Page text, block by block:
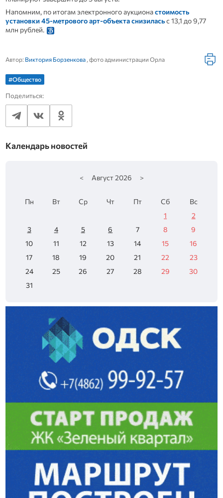
Напомним, по итогам электронного аукционастоимость
установки 45-метрового арт-объекта снизиласьс 13,1 до 9,77
млн рублей.
Автор: Виктория Борзенкова, фото администрации Орла
#Общество
Поделиться:
Календарь новостей
< Август 2026 >
Пн Вт Ср Чт Пт Сб
Вс
1
2
3
4 5 6 7 8
9
10
11 12 13 14 15
16
17
18 19 20 21 22
23
24
25 26 27 28 29
30
31